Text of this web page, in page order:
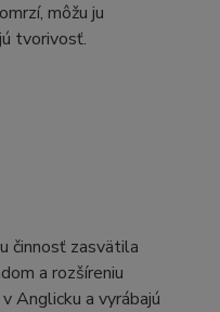
môžu ju
tvorivosť.
činnosť zasvätila
a rozšíreniu
Anglicku a vyrábajú